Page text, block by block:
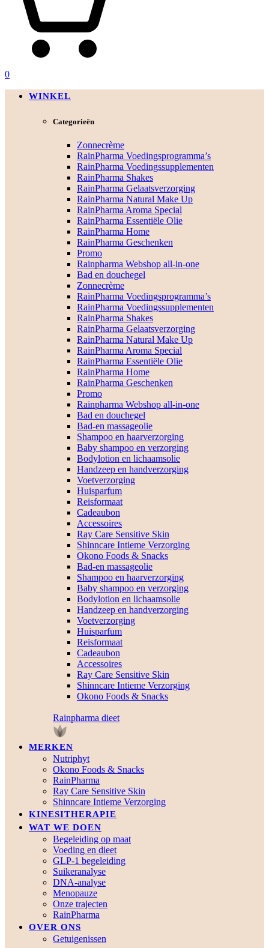
0
WINKEL
Categorieën
Zonnecrème
RainPharma Voedingsprogramma’s
RainPharma Voedingssupplementen
RainPharma Shakes
RainPharma Gelaatsverzorging
RainPharma Natural Make Up
RainPharma Aroma Special
RainPharma Essentiële Olie
RainPharma Home
RainPharma Geschenken
Promo
Rainpharma Webshop all-in-one
Bad en douchegel
Zonnecrème
RainPharma Voedingsprogramma’s
RainPharma Voedingssupplementen
RainPharma Shakes
RainPharma Gelaatsverzorging
RainPharma Natural Make Up
RainPharma Aroma Special
RainPharma Essentiële Olie
RainPharma Home
RainPharma Geschenken
Promo
Rainpharma Webshop all-in-one
Bad en douchegel
Bad-en massageolie
Shampoo en haarverzorging
Baby shampoo en verzorging
Bodylotion en lichaamsolie
Handzeep en handverzorging
Voetverzorging
Huisparfum
Reisformaat
Cadeaubon
Accessoires
Ray Care Sensitive Skin
Shinncare Intieme Verzorging
Okono Foods & Snacks
Bad-en massageolie
Shampoo en haarverzorging
Baby shampoo en verzorging
Bodylotion en lichaamsolie
Handzeep en handverzorging
Voetverzorging
Huisparfum
Reisformaat
Cadeaubon
Accessoires
Ray Care Sensitive Skin
Shinncare Intieme Verzorging
Okono Foods & Snacks
Rainpharma dieet
MERKEN
Nutriphyt
Okono Foods & Snacks
RainPharma
Ray Care Sensitive Skin
Shinncare Intieme Verzorging
KINESITHERAPIE
WAT WE DOEN
Begeleiding op maat
Voeding en dieet
GLP-1 begeleiding
Suikeranalyse
DNA-analyse
Menopauze
Onze trajecten
RainPharma
OVER ONS
Getuigenissen